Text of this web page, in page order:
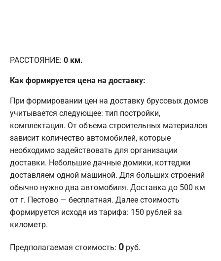
РАССТОЯНИЕ: 0 км.
Как формируется цена на доставку:
При формировании цен на доставку брусовых домов
учитывается следующее: тип постройки,
комплектация. От объема строительных материалов
зависит количество автомобилей, которые
необходимо задействовать для организации
доставки. Небольшие дачные домики, коттеджи
доставляем одной машиной. Для больших строений
обычно нужно два автомобиля. Доставка до 500 км
от г. Пестово — бесплатная. Далее стоимость
формируется исходя из тарифа: 150 рублей за
километр.
Предполагаемая стоимость: 0 руб.